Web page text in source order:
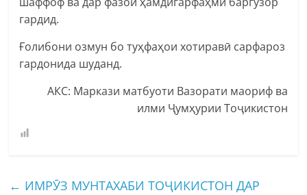
гардид.
Ғолибони озмун бо туҳфаҳои хотиравӣ сарфароз
гардонида шуданд.
АКС: Маркази матбуоти Вазорати маориф ва
илми Ҷумҳурии Тоҷикистон
← ИМРӮЗ МУНТАХАБИ ТОҶИКИСТОН ДАР